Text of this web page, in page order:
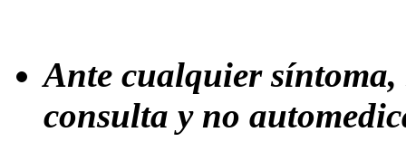
Ante cualquier síntoma,
consulta y no